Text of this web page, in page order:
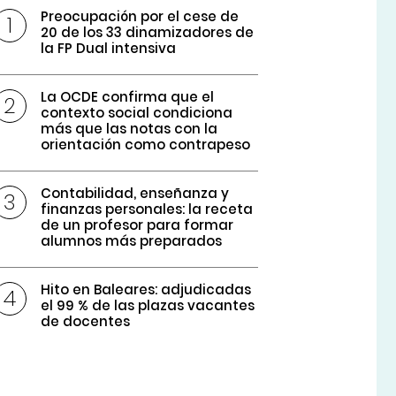
Preocupación por el cese de
20 de los 33 dinamizadores de
la FP Dual intensiva
La OCDE confirma que el
contexto social condiciona
más que las notas con la
orientación como contrapeso
Contabilidad, enseñanza y
finanzas personales: la receta
de un profesor para formar
alumnos más preparados
Hito en Baleares: adjudicadas
el 99 % de las plazas vacantes
de docentes